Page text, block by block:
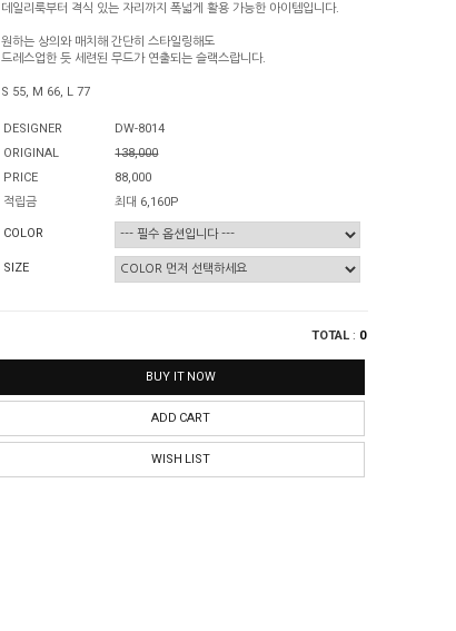
데일리룩부터 격식 있는 자리까지 폭넓게 활용 가능한 아이템입니다.
원하는 상의와 매치해 간단히 스타일링해도
드레스업한 듯 세련된 무드가 연출되는 슬랙스랍니다.
S 55, M 66, L 77
DESIGNER
DW-8014
ORIGINAL
138,000
PRICE
88,000
적립금
최대 6,160P
COLOR
SIZE
TOTAL : 0
BUY IT NOW
ADD CART
WISH LIST